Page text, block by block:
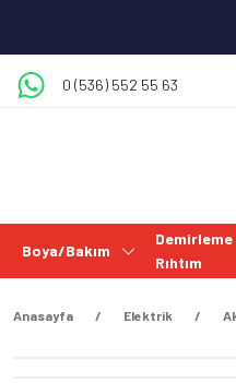
0 (536) 552 55 63
Boya/Bakım
Rıhtım
Anasayfa Elektrik